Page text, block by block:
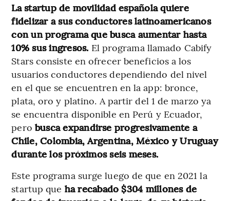
La startup de movilidad española quiere
fidelizar a sus conductores latinoamericanos
con un programa que busca aumentar hasta
10% sus ingresos. El programa llamado Cabify
Stars consiste en ofrecer beneficios a los
usuarios conductores dependiendo del nivel
en el que se encuentren en la app: bronce,
plata, oro y platino. A partir del 1 de marzo ya
se encuentra disponible en Perú y Ecuador,
pero busca expandirse progresivamente a
Chile, Colombia, Argentina, México y Uruguay
durante los próximos seis meses.
Este programa surge luego de que en 2021 la
startup que ha recabado $304 millones de